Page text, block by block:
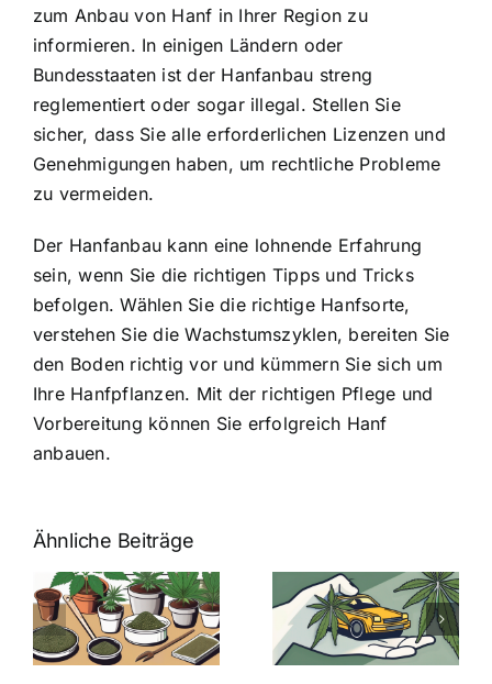
zum Anbau von Hanf in Ihrer Region zu
informieren. In einigen Ländern oder
Bundesstaaten ist der Hanfanbau streng
reglementiert oder sogar illegal. Stellen Sie
sicher, dass Sie alle erforderlichen Lizenzen und
Genehmigungen haben, um rechtliche Probleme
zu vermeiden.
Der Hanfanbau kann eine lohnende Erfahrung
sein, wenn Sie die richtigen Tipps und Tricks
befolgen. Wählen Sie die richtige Hanfsorte,
verstehen Sie die Wachstumszyklen, bereiten Sie
den Boden richtig vor und kümmern Sie sich um
Ihre Hanfpflanzen. Mit der richtigen Pflege und
Vorbereitung können Sie erfolgreich Hanf
anbauen.
Ähnliche Beiträge
Neue THC-
Grenzwert-
Regelung:
Was Sie über
Cannabis und
Cannabis
Samen
kaufen: Alles
was Sie